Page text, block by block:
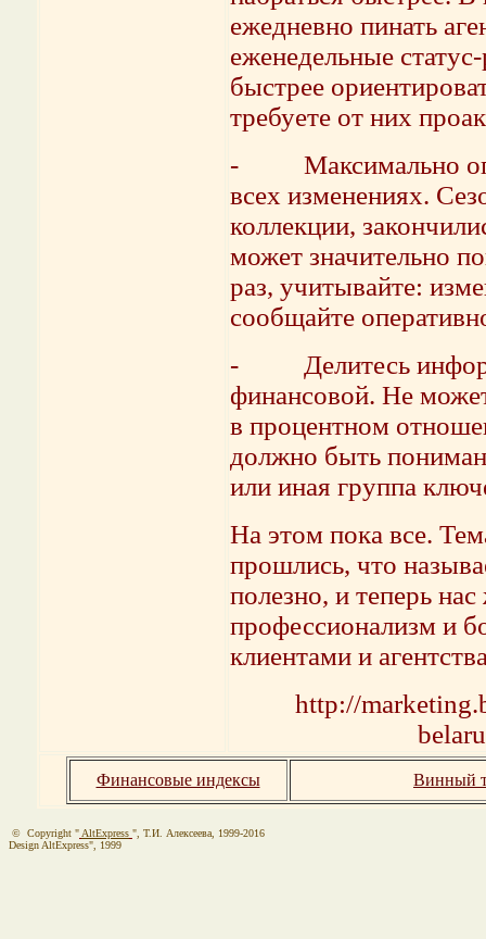
ежедневно пинать
еженедельные
быстрее
требуете от них
- Максимально
всех изменениях.
коллекции,
может значительно
раз, учитывайте:
сообщайте
- Делитесь
финансовой. Не
в процентном
должно быть
или иная группа
На этом пока все.
прошлись, что
полезно, и теперь
профессионализм и
клиентами и
http://
Финансовые индексы Винный
© Copyright " AltExpress ", Т.И. Алекcеева, 1999-2016
Design AltExpress", 1999